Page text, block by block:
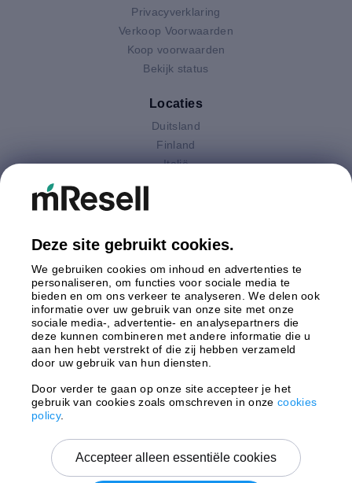
Privacyverklaring
Verkoop Voorwaarden
Koop voorwaarden
Bekijk status
Locaties
Duitsland
Finland
Italië
Spanje
Zweden
Betaling
Deze site gebruikt cookies.
We gebruiken cookies om inhoud en advertenties te
personaliseren, om functies voor sociale media te
bieden en om ons verkeer te analyseren. We delen ook
informatie over uw gebruik van onze site met onze
sociale media-, advertentie- en analysepartners die
deze kunnen combineren met andere informatie die u
aan hen hebt verstrekt of die zij hebben verzameld
door uw gebruik van hun diensten.
Door verder te gaan op onze site accepteer je het
gebruik van cookies zoals omschreven in onze cookies
policy.
Accepteer alleen essentiële cookies